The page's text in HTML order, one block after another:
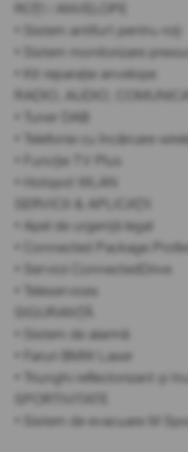
ROȚI / ANVELOPE
• Sistem antifurt pentru roți
• Sistem monitorizare
• Kit reparație anvelope
RADIO, AUDIO,
• Tuner DAB
• Telefonie cu încărcare
• Funcție TV Plus
• Hotspot WLAN
SERVICII & APLICAȚII
• Apel de urgență legal
• Connected Package
• Servicii ConnectedDrive
• Teleservices
SIGURANȚĂ
• Sistem de alarmă
• Faruri BMW Laser
• Triunghi reflectorizant și
• Sistem de evacuare M